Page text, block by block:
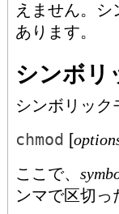
えません。
あります。
シンボリ
シンボリック
chmod [
ここで、
ンマで区切